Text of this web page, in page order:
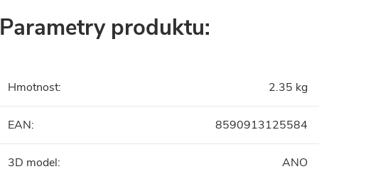
Parametry produktu:
Hmotnost: 2.35 kg
EAN: 8590913125584
3D model: ANO